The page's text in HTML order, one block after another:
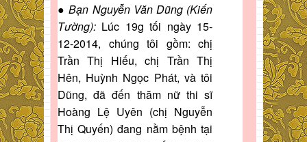
● Bạn Nguyễn Văn Dũng (Kiến
Tường): Lúc 19g tối ngày 15-
12-2014, chúng tôi gồm: chị
Trần Thị Hiếu, chị Trần Thị
Hên, Huỳnh Ngọc Phát, và tôi
Dũng, đã đến thăm nữ thi sĩ
Hoàng Lệ Uyên (chị Nguyễn
Thị Quyến) đang nằm bệnh tại